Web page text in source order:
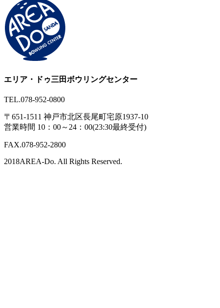
エリア・ドゥ三田ボウリングセンター
TEL.078-952-0800
〒651-1511 神戸市北区長尾町宅原1937-10
営業時間 10：00～24：00(23:30最終受付)
FAX.078-952-2800
2018AREA-Do. All Rights Reserved.